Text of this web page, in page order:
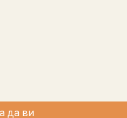
да ви